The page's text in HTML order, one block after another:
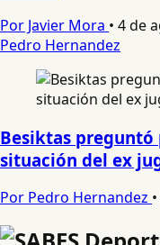
Por Javier Mora • 4 de
Pedro Hernandez
Besiktas preguntó
situación del ex
Por Pedro Hernandez •